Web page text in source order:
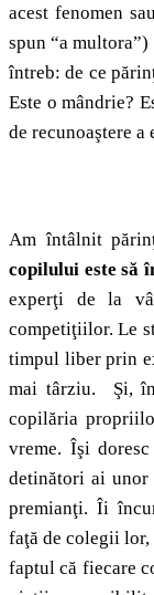
acest fenomen
spun “a
întreb: de ce
Este o mândrie?
de recunoaştere
Am întâlnit
copilului este să
experţi de la
competiţiilor. Le
timpul liber prin
mai târziu. Şi, în
copilăria
vreme. Îşi
detinători ai
premianţi. Îi
faţă de colegii
faptul că fiecare